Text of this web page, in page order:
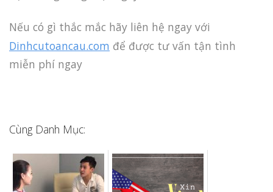
Nếu có gì thắc mắc hãy liên hệ ngay với
Dinhcutoancau.com để được tư vấn tận tình
miễn phí ngay
Cùng Danh Mục: